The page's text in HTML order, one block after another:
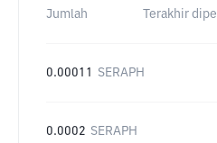
Jumlah Terakhir
0.00011 SERAPH
0.0002 SERAPH